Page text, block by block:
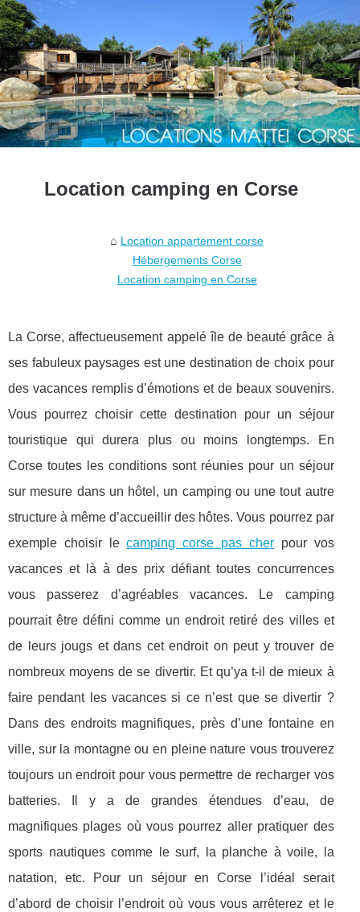
Location camping en Corse
Location appartement corse
Hébergements Corse
Location camping en Corse
La Corse, affectueusement appelé île de beauté grâce à
ses fabuleux paysages est une destination de choix pour
des vacances remplis d’émotions et de beaux souvenirs.
Vous pourrez choisir cette destination pour un séjour
touristique qui durera plus ou moins longtemps. En
Corse toutes les conditions sont réunies pour un séjour
sur mesure dans un hôtel, un camping ou une tout autre
structure à même d’accueillir des hôtes. Vous pourrez par
exemple choisir lecamping corse pas cherpour vos
vacances et là à des prix défiant toutes concurrences
vous passerez d’agréables vacances. Le camping
pourrait être défini comme un endroit retiré des villes et
de leurs jougs et dans cet endroit on peut y trouver de
nombreux moyens de se divertir. Et qu’ya t-il de mieux à
faire pendant les vacances si ce n’est que se divertir ?
Dans des endroits magnifiques, près d’une fontaine en
ville, sur la montagne ou en pleine nature vous trouverez
toujours un endroit pour vous permettre de recharger vos
batteries. Il y a de grandes étendues d’eau, de
magnifiques plages où vous pourrez aller pratiquer des
sports nautiques comme le surf, la planche à voile, la
natation, etc. Pour un séjour en Corse l’idéal serait
d’abord de choisir l’endroit où vous vous arrêterez et le